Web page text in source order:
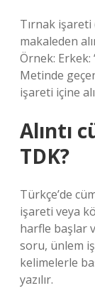
Tırnak işareti
makaleden
Örnek: Erkek:
Metinde
işareti içine
Alıntı
TDK?
Türkçe’de
işareti veya
harfle başlar
soru, ünlem
kelimelerle
yazılır.